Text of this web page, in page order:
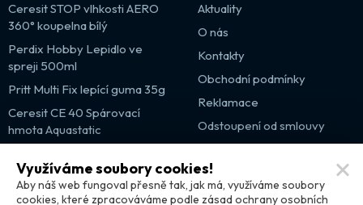
Ceresit STOP vlhkosti AERO
360° koupelna bílý
Perdix Hobby Lepidlo ve
spreji 500ml
Pritt Multi Fix lepící guma 35g
Ceresit CE 40 Spárovací
hmota Aquastatic
Aktuality
O nás
Kontakty
Obchodní podmínky
Reklamace
Odstoupení od smlouvy
Partnerské weby
Využíváme soubory cookies!
Aby náš web fungoval přesně tak, jak má, využíváme soubory
cookies, které zpracováváme podle zásad ochrany osobních